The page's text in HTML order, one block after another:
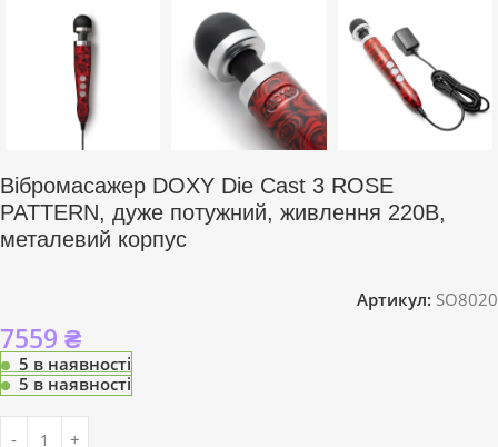
Вібромасажер DOXY Die Cast 3 ROSE
PATTERN, дуже потужний, живлення 220В,
металевий корпус
Артикул: SO8020
7559 ₴
5 в наявності
5 в наявності